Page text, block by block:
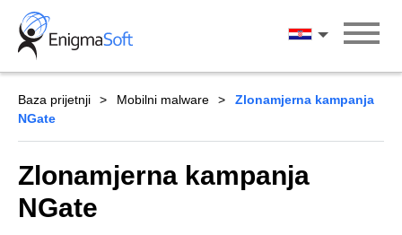
Skip
content
Hrvatski
Baza prijetnji Mobilni malware
Zlonamjerna kampanja
NGate
Zlonamjerna kampanja
NGate